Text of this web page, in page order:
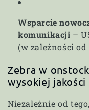
Wsparcie
komunikacji –
(w zależności
Zebra w
wysokiej jakości
Niezależnie od